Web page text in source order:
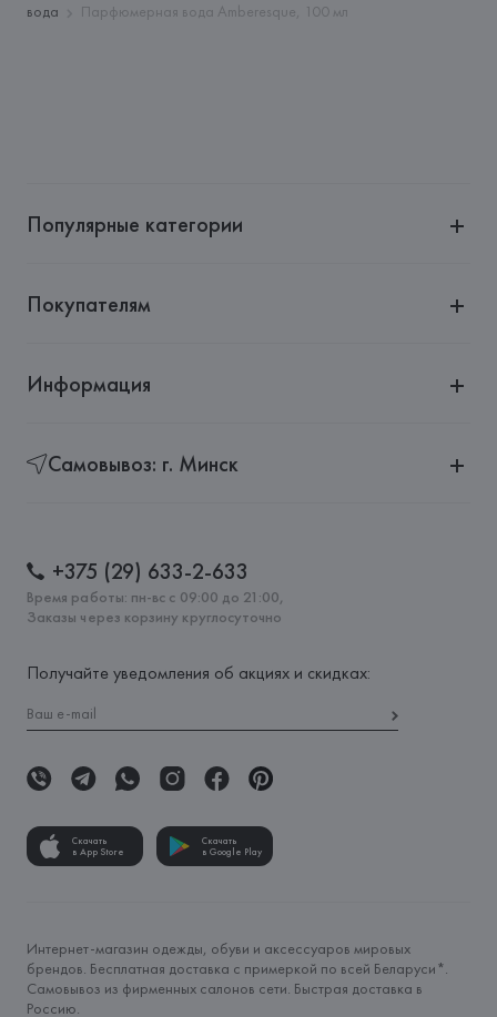
Страна происхождения товара: ИТАЛИЯ
вода
Парфюмерная вода Amberesque, 100 мл
Популярные категории
Покупателям
Информация
Самовывоз: г. Минск
+375 (29) 633-2-633
Время работы: пн-вс с 09:00 до 21:00,
Заказы через корзину круглосуточно
Получайте уведомления об акциях и скидках:
Скачать
в App Store
Скачать
в Google Play
Интернет-магазин одежды, обуви и аксессуаров мировых
брендов. Бесплатная доставка с примеркой по всей Беларуси*.
Самовывоз из фирменных салонов сети. Быстрая доставка в
Россию.